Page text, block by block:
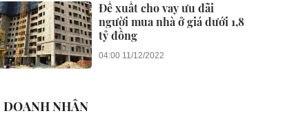
Đề xuất cho vay ưu đãi
người mua nhà ở giá dưới 1,8
tỷ đồng
04:00 11/12/2022
DOANH NHÂN